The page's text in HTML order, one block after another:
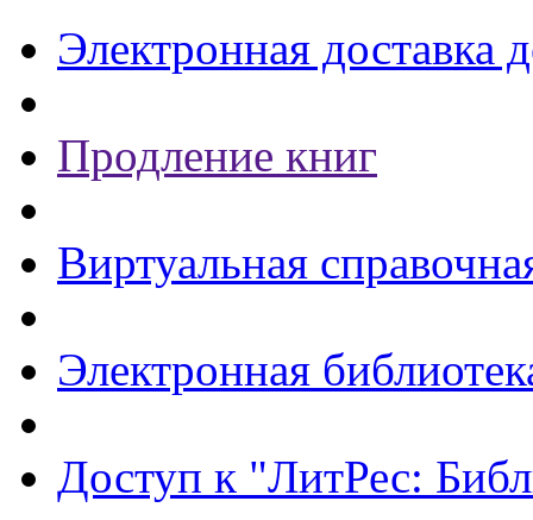
Электронная доставка
Продление книг
Виртуальная
Электронная
Доступ к "ЛитРес: